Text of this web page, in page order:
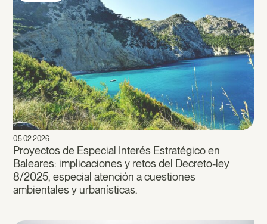
05.02.2026
Proyectos de Especial Interés Estratégico en
Baleares: implicaciones y retos del Decreto-ley
8/2025, especial atención a cuestiones
ambientales y urbanísticas.